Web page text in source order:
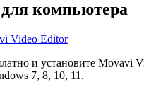
компьютера
Video Editor
и установите Movavi
7, 8, 10, 11.